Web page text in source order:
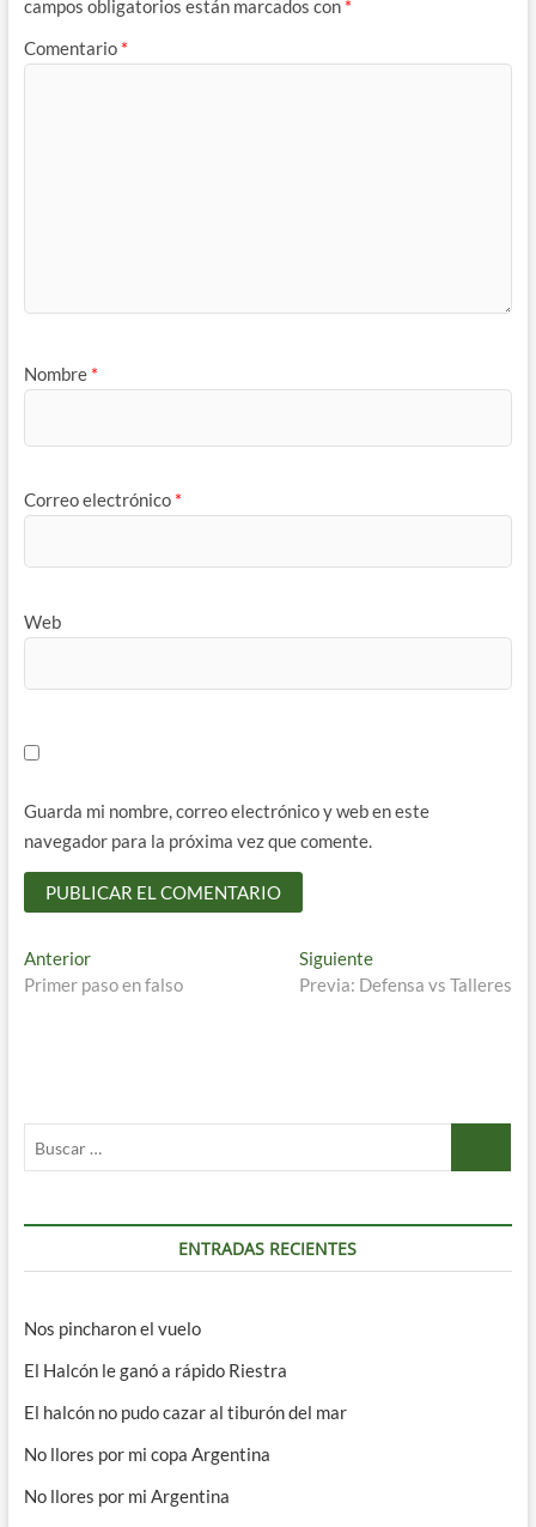
campos obligatorios están marcados con *
Comentario *
Nombre *
Correo electrónico *
Web
Guarda mi nombre, correo electrónico y web en este
navegador para la próxima vez que comente.
Navegación
de
AnteriorEntrada
anterior:
Primer paso en falso
SiguienteEntrada
siguiente:
Previa: Defensa vs Talleres
ENTRADAS RECIENTES
Nos pincharon el vuelo
El Halcón le ganó a rápido Riestra
El halcón no pudo cazar al tiburón del mar
No llores por mi copa Argentina
No llores por mi Argentina